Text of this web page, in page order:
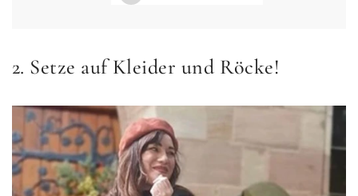
2. Setze auf Kleider und Röcke!